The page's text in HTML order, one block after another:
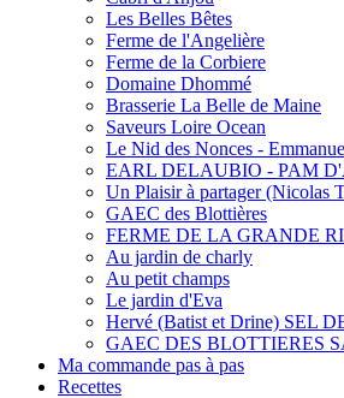
Les Belles Bêtes
Ferme de l'Angelière
Ferme de la Corbiere
Domaine Dhommé
Brasserie La Belle de Maine
Saveurs Loire Ocean
Le Nid des Nonces -
EARL DELAUBIO - PAM
Un Plaisir à partager (Nicolas
GAEC des Blottières
FERME DE LA GRANDE
Au jardin de charly
Au petit champs
Le jardin d'Eva
Hervé (Batist et Drine) SEL
GAEC DES BLOTTIERES
Ma commande pas à pas
Recettes